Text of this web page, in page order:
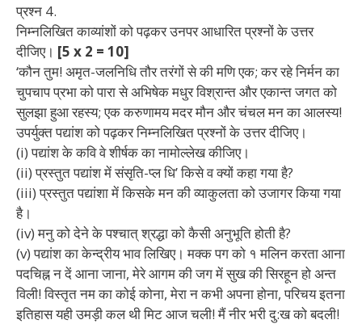
प्रश्न 4.
निम्नलिखित काव्यांशों को पढ़कर उनपर आधारित प्रश्नों के उत्तर
दीजिए। [5 x 2 = 10]
‘कौन तुम! अमृत-जलनिधि तौर तरंगों से की मणि एक; कर रहे निर्मन का
चुपचाप प्रभा को पारा से अभिषेक मधुर विश्रान्त और एकान्त जगत को
सुलझा हुआ रहस्य; एक करुणामय मदर मौन और चंचल मन का आलस्य!
उपर्युक्त पद्यांश को पढ़कर निम्नलिखित प्रश्नों के उत्तर दीजिए।
(i) पद्यांश के कवि वे शीर्षक का नामोल्लेख कीजिए।
(ii) प्रस्तुत पद्यांश में संसृति-प्ल धि’ किसे व क्यों कहा गया है?
(iii) प्रस्तुत पद्यांशा में किसके मन की व्याकुलता को उजागर कियागया
है।
(iv) मनु को देने के पश्चात् श्रद्धा को कैसी अनुभूति होती है?
(v) पद्यांश का केन्द्रीय भाव लिखिए। मक्क पग को १ मलिन करता आना
पदचिह्न न दें आना जाना,मेरे आगम की जग में सुख की सिरहून हो अन्त
विली! विस्तृत नम का कोई कोना, मेरा न कभी अपना होना, परिचय इतना
इतिहास यही उमड़ी कल थी मिट आज चली! मैं नीर भरी दु:ख को बदली!